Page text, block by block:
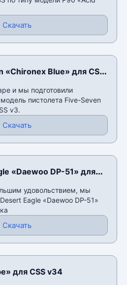
Скачать
Blue» для CSS
и мы подготовили
пистолета Five-Seven
v3.
Скачать
«Daewoo DP-51» для
удовольствием, мы
Eagle «Daewoo DP-51»
Скачать
для CSS v34